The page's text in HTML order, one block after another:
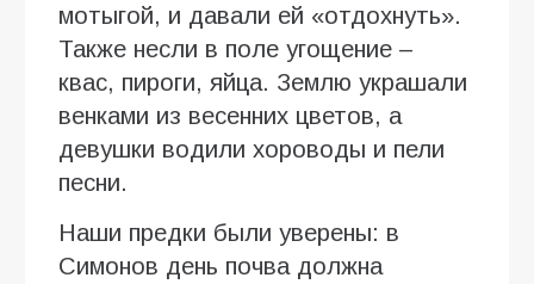
мотыгой, и давали ей «отдохнуть».
Также несли в поле угощение –
квас, пироги, яйца. Землю украшали
венками из весенних цветов, а
девушки водили хороводы и пели
песни.
Наши предки были уверены: в
Симонов день почва должна